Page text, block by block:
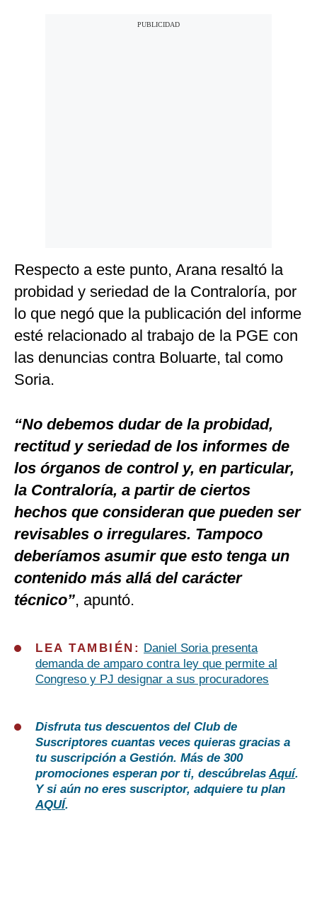
Respecto a este punto, Arana resaltó la
probidad y seriedad de la Contraloría, por
lo que negó que la publicación del informe
esté relacionado al trabajo de la PGE con
las denuncias contra Boluarte, tal como
Soria.
“No debemos dudar de la probidad,
rectitud y seriedad de los informes de
los órganos de control y, en particular,
la Contraloría, a partir de ciertos
hechos que consideran que pueden ser
revisables o irregulares. Tampoco
deberíamos asumir que esto tenga un
contenido más allá del carácter
técnico”, apuntó.
LEA TAMBIÉN:
Daniel Soria presenta
demanda de amparo contra ley que permite al
Congreso y PJ designar a sus procuradores
Disfruta tus descuentos del Club de
Suscriptores cuantas veces quieras gracias a
tu suscripción a Gestión. Más de 300
promociones esperan por ti, descúbrelasAquí.
Y si aún no eres suscriptor, adquiere tu plan
AQUÍ.